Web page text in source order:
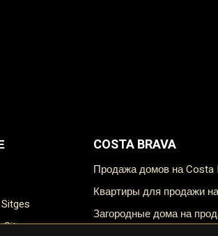
Sitges
COSTA BRAVA
Продажа домов на Costa
Квартиры для продажи
Загородные дома на продажу на Costa
Brava